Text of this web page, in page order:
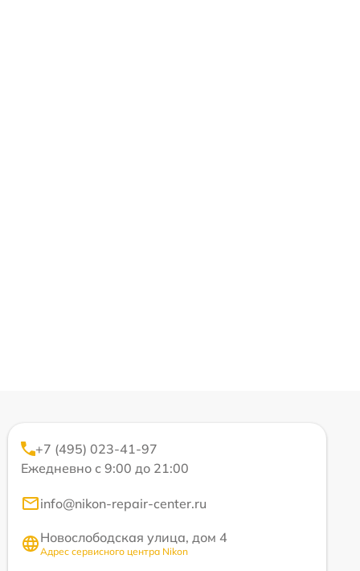
+7 (495) 023-41-97
Ежедневно с 9:00 до 21:00
info@nikon-repair-center.ru
Новослободская улица, дом 4
Адрес сервисного центра Nikon